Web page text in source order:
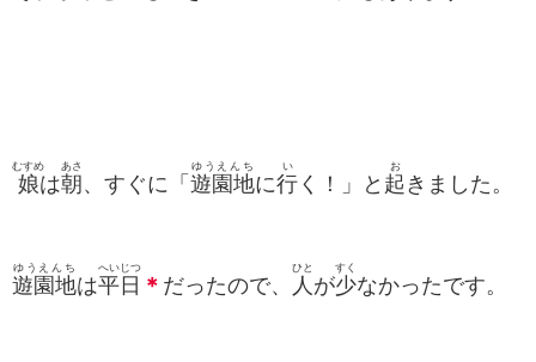
娘
むすめ
は朝
あさ
、すぐに「 遊園地
ゆうえんち
に行
い
く！」と 起
お
きました。
遊園地
ゆうえんち
は平日
へいじつ
＊ だったので、 人
ひと
が少
すく
なかったです。